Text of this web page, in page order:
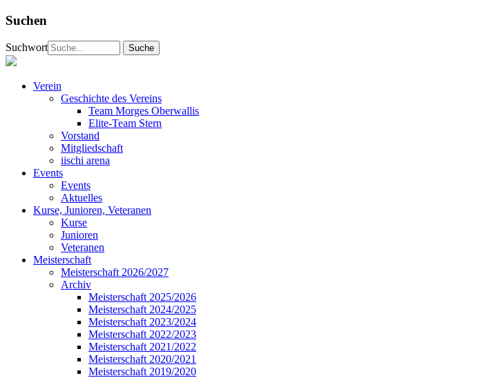
Suchen
Suchwort
Verein
Geschichte des Vereins
Team Morges Oberwallis
Elite-Team Stern
Vorstand
Mitgliedschaft
iischi arena
Events
Events
Aktuelles
Kurse, Junioren, Veteranen
Kurse
Junioren
Veteranen
Meisterschaft
Meisterschaft 2026/2027
Archiv
Meisterschaft 2025/2026
Meisterschaft 2024/2025
Meisterschaft 2023/2024
Meisterschaft 2022/2023
Meisterschaft 2021/2022
Meisterschaft 2020/2021
Meisterschaft 2019/2020